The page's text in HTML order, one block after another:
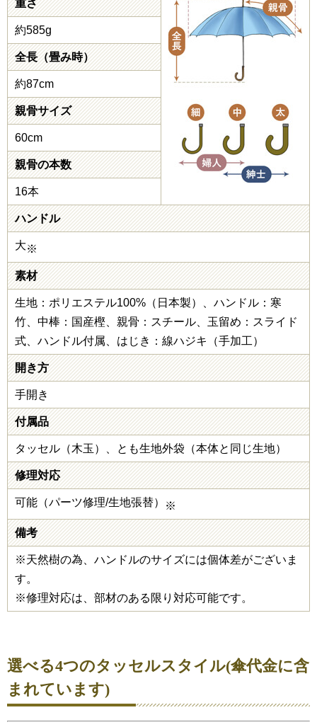
重さ
約585g
全長（畳み時）
約87cm
親骨サイズ
60cm
親骨の本数
16本
ハンドル
大※
素材
生地：ポリエステル100%（日本製）、ハンドル：寒
竹、中棒：国産樫、親骨：スチール、玉留め：スライド
式、ハンドル付属、はじき：線ハジキ（手加工）
開き方
手開き
付属品
タッセル（木玉）、とも生地外袋（本体と同じ生地）
修理対応
可能（パーツ修理/生地張替） ※
備考
※天然樹の為、ハンドルのサイズには個体差がございま
す。
※修理対応は、部材のある限り対応可能です。
選べる4つのタッセルスタイル(傘代金に含
まれています)